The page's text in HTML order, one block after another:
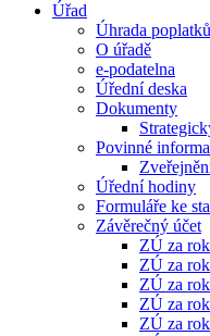
Úřad
Úhrada poplatků
O úřadě
e-podatelna
Úřední deska
Dokumenty
Povinné
Úřední hodiny
Formuláře ke
Závěrečný účet
ZÚ za
ZÚ za
ZÚ za
ZÚ za
ZÚ za